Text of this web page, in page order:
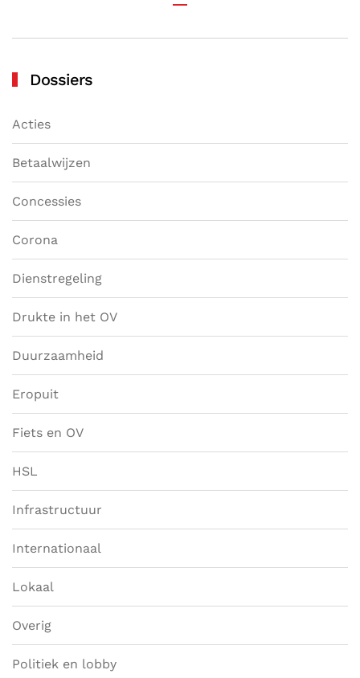
Dossiers
Acties
Betaalwijzen
Concessies
Corona
Dienstregeling
Drukte in het OV
Duurzaamheid
Eropuit
Fiets en OV
HSL
Infrastructuur
Internationaal
Lokaal
Overig
Politiek en lobby